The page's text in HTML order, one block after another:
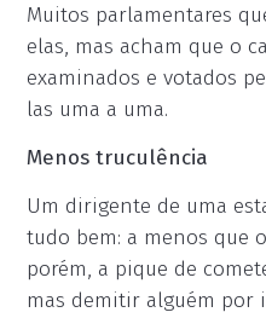
Muitos parlamentares
elas, mas acham que o
examinados e votados
las uma a uma.
Menos truculência
Um dirigente de uma
tudo bem: a menos que
porém, a pique de
mas demitir alguém por